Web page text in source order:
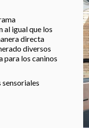
al igual que los
directa
diversos
para los caninos